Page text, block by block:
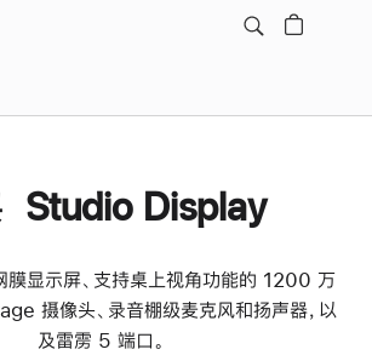
Studio Display
显示屏、支持桌上视角功能的 1200 万
摄像头、录音棚级麦克风和扬声器，以
及雷雳 5 端口。